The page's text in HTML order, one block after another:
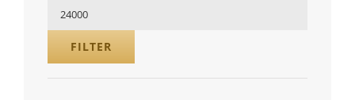
Højeste
pris
FILTER